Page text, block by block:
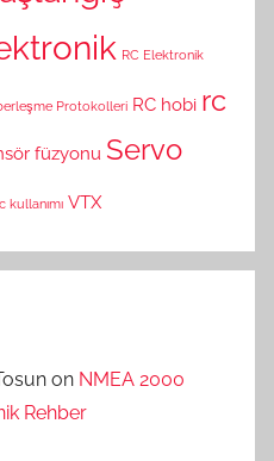
RC Elektronik
Protokolleri RC hobi rc
füzyonu Servo
kullanımı VTX
on NMEA 2000
Rehber